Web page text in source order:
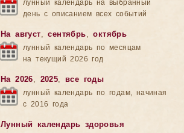
лунный календарь на выбранный
день с описанием всех событий
На август,сентябрь,октябрь
лунный календарь по месяцам
на текущий 2026 год
На 2026, 2025,все годы
лунный календарь по годам, начиная
с 2016 года
Лунный календарь здоровья